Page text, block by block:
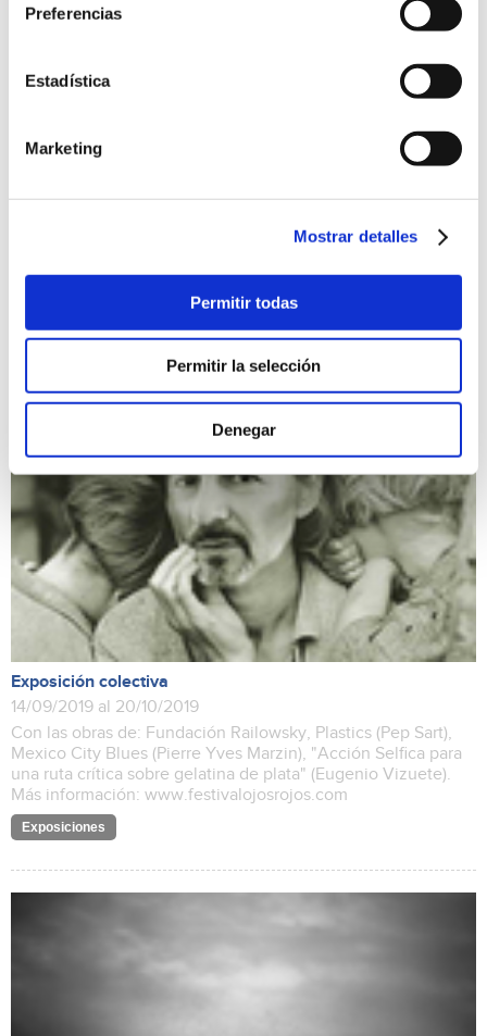
Preferencias
Estadística
Marketing
Mostrar detalles
Permitir todas
Permitir la selección
Denegar
14/09/2019 al 20/10/2019
MADRID EN PLATA (Luis Baylón) El título de este trabajo
los más de treinta años recorriendo las calles de su querido
Madrid, pero con una perspectiva diferente. LAAMB (Mike
Steel) La lucha senegalesa o Laamb (lucha) en el idioma
Exposición colectiva
14/09/2019 al 20/10/2019
Con las obras de: Fundación Railowsky, Plastics (Pep Sart),
Mexico City Blues (Pierre Yves Marzin), "Acción Selfica para
una ruta crítica sobre gelatina de plata" (Eugenio Vizuete).
Más información: www.festivalojosrojos.com
Exposiciones